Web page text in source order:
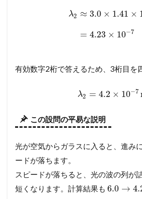
λ2 ≈ 3.0 × 1.41 ×
= 4.23 × 10−7
有効数字2桁で答えるため、3桁目を
λ2 = 4.2 × 10−7
この設問の平易な説明
光が空気からガラスに入ると、進み
ードが落ちます。
スピードが落ちると、光の波の列が
短くなります。計算結果も 6.0 →